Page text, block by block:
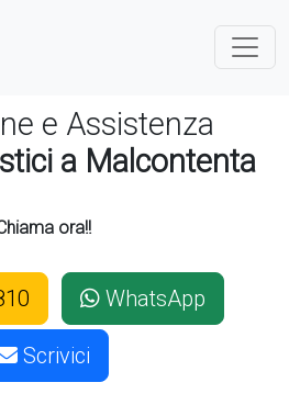
e Assistenza
a Malcontenta
ora!!
WhatsApp
Scrivici